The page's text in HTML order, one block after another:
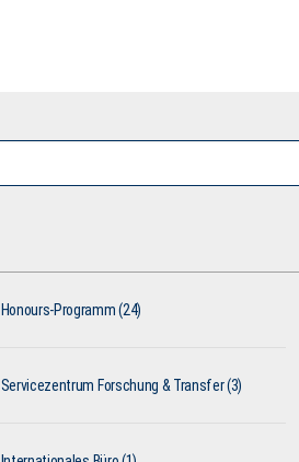
Honours-Programm (24)
Servicezentrum Forschung & Transfer (3)